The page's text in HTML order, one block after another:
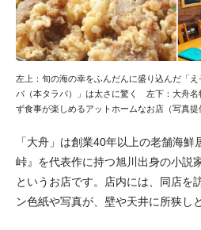
左上：旬の海の幸をふんだんに盛り込んだ「
バ（本タラバ）」は太さに驚く 左下：大舟
ず食事が楽しめるアットホームなお店（写真提
「大舟」は創業40年以上の老舗海
峠』を代表作に持つ旭川出身の小説
というお店です。店内には、同店を
ン色紙や写真が、壁や天井に所狭し